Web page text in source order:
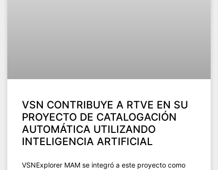
VSN CONTRIBUYE A RTVE EN SU
PROYECTO DE CATALOGACIÓN
AUTOMÁTICA UTILIZANDO
INTELIGENCIA ARTIFICIAL
VSNExplorer MAM se integró a este proyecto como